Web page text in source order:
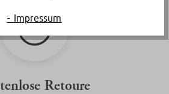
Retoure
- Impressum